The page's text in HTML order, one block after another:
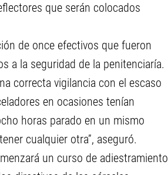
que serán colocados
de once efectivos que fueron
a la seguridad de la penitenciaría.
correcta vigilancia con el escaso
en ocasiones tenían
horas parado en un mismo
cualquier otra”, aseguró.
un curso de adiestramiento